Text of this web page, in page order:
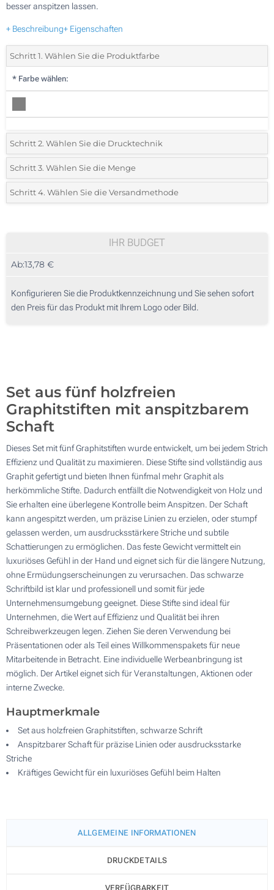
besser anspitzen lassen.
+ Beschreibung+ Eigenschaften
Schritt 1. Wählen Sie die Produktfarbe
* Farbe wählen:
Schritt 2. Wählen Sie die Drucktechnik
*Wählen Sie die Druck- und Farbtechniken für Ihr Logo:
1 Farbig (Auf dem Cover)
3 Farbig (Auf dem Cover)
Ohne Werbedruck
Schritt 3. Wählen Sie die Menge
*Bitte wählen Sie Ihre gewünschte Menge
10
50
Schritt 4. Wählen Sie die Versandmethode
IHR BUDGET
Ab:13,78 €
Konfigurieren Sie die Produktkennzeichnung und Sie sehen sofort
den Preis für das Produkt mit Ihrem Logo oder Bild.
Set aus fünf holzfreien
Graphitstiften mit anspitzbarem
Schaft
Dieses Set mit fünf Graphitstiften wurde entwickelt, um bei jedem Strich
Effizienz und Qualität zu maximieren. Diese Stifte sind vollständig aus
Graphit gefertigt und bieten Ihnen fünfmal mehr Graphit als
herkömmliche Stifte. Dadurch entfällt die Notwendigkeit von Holz und
Sie erhalten eine überlegene Kontrolle beim Anspitzen. Der Schaft
kann angespitzt werden, um präzise Linien zu erzielen, oder stumpf
gelassen werden, um ausdrucksstärkere Striche und subtile
Schattierungen zu ermöglichen. Das feste Gewicht vermittelt ein
luxuriöses Gefühl in der Hand und eignet sich für die längere Nutzung,
ohne Ermüdungserscheinungen zu verursachen. Das schwarze
Schriftbild ist klar und professionell und somit für jede
Unternehmensumgebung geeignet. Diese Stifte sind ideal für
Unternehmen, die Wert auf Effizienz und Qualität bei ihren
Schreibwerkzeugen legen. Ziehen Sie deren Verwendung bei
Präsentationen oder als Teil eines Willkommenspakets für neue
Mitarbeitende in Betracht. Eine individuelle Werbeanbringung ist
möglich. Der Artikel eignet sich für Veranstaltungen, Aktionen oder
interne Zwecke.
Hauptmerkmale
Set aus holzfreien Graphitstiften, schwarze Schrift
Anspitzbarer Schaft für präzise Linien oder ausdrucksstarke
Striche
Kräftiges Gewicht für ein luxuriöses Gefühl beim Halten
ALLGEMEINE INFORMATIONEN
DRUCKDETAILS
VERFÜGBARKEIT